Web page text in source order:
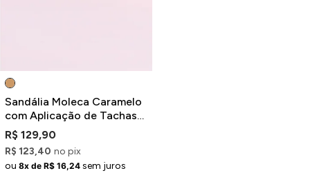
Sandália Moleca Caramelo
com Aplicação de Tachas
Douradas
R$ 129,90
R$ 123,40 no pix
ou 8x de R$ 16,24 sem juros